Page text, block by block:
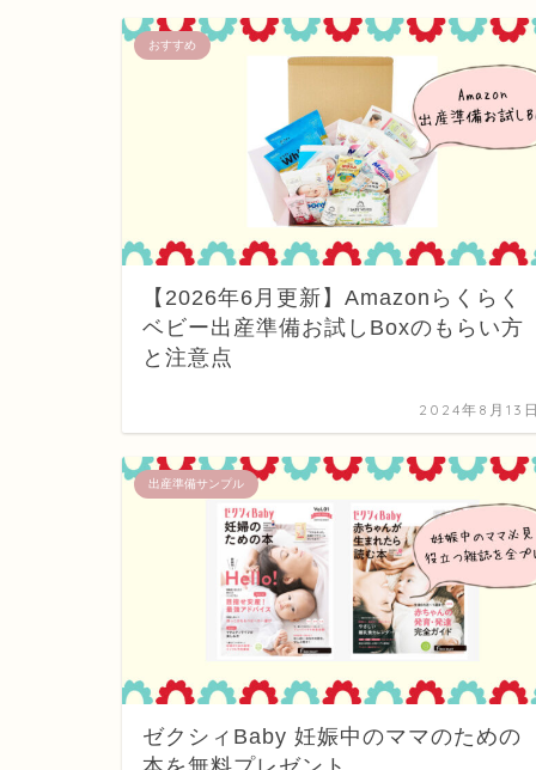
おすすめ
【2026年6月更新】Amazonらくらく
ベビー出産準備お試しBoxのもらい方
と注意点
2024年8月13日
出産準備サンプル
ゼクシィBaby 妊娠中のママのための